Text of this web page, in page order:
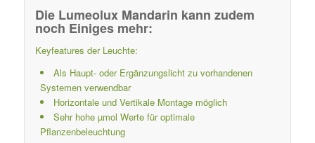
Die Lumeolux Mandarin kann zudem
noch Einiges mehr:
Keyfeatures der Leuchte:
Als Haupt- oder Ergänzungslicht zu vorhandenen
Systemen verwendbar
Horizontale und Vertikale Montage möglich
Sehr hohe µmol Werte für optimale
Pflanzenbeleuchtung